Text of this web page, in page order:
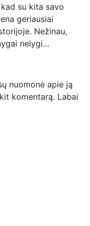
su kita savo
geriausiai
Nežinau,
nelygi…
nuomonė apie ją
komentarą. Labai